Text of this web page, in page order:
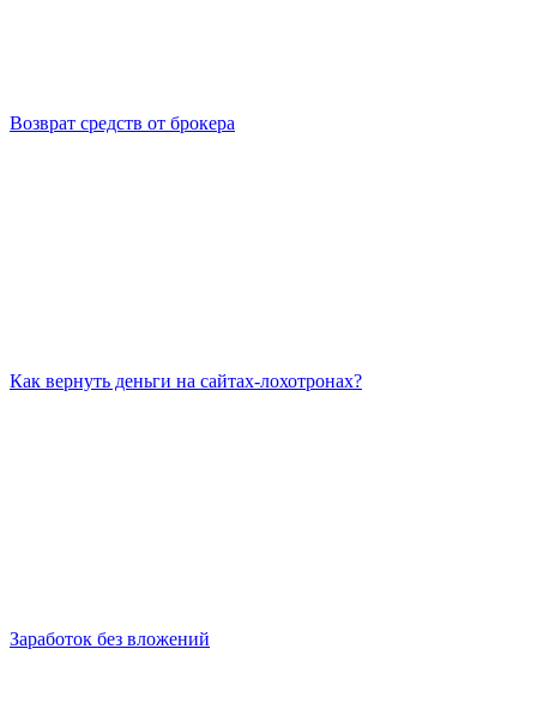
Возврат средств от брокера
Как вернуть деньги на сайтах-лохотронах?
Заработок без вложений